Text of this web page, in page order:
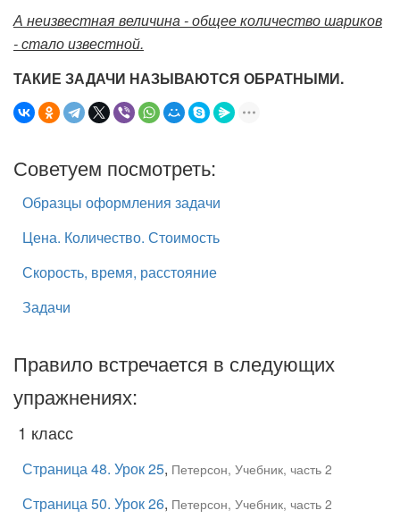
А неизвестная величина - общее количество шариков
- стало известной.
ТАКИЕ ЗАДАЧИ НАЗЫВАЮТСЯ ОБРАТНЫМИ.
Советуем посмотреть:
Образцы оформления задачи
Цена. Количество. Стоимость
Скорость, время, расстояние
Задачи
Правило встречается в следующих
упражнениях:
1 класс
Страница 48. Урок 25, Петерсон, Учебник, часть 2
Страница 50. Урок 26, Петерсон, Учебник, часть 2